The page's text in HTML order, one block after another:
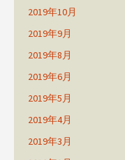
2019年10月
2019年9月
2019年8月
2019年6月
2019年5月
2019年4月
2019年3月